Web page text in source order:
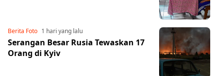
Berita Foto 1 hari yang lalu
Serangan Besar Rusia Tewaskan 17
Orang di Kyiv